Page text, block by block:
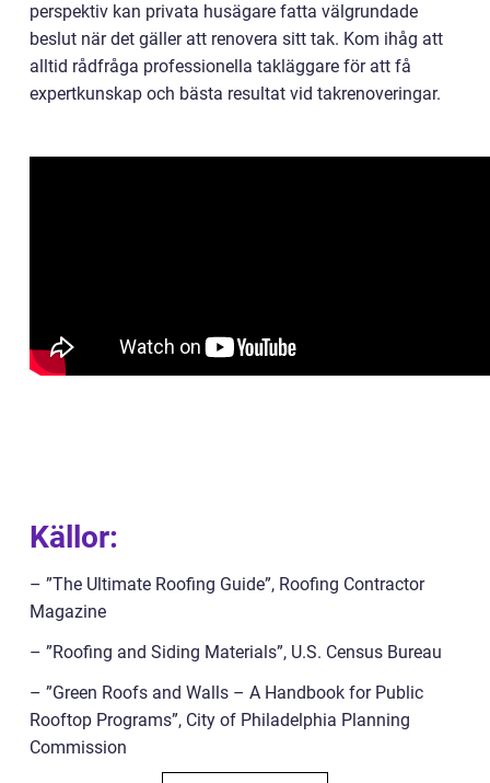
perspektiv kan privata husägare fatta välgrundade
beslut när det gäller att renovera sitt tak. Kom ihåg att
alltid rådfråga professionella takläggare för att få
expertkunskap och bästa resultat vid takrenoveringar.
Källor:
– ”The Ultimate Roofing Guide”, Roofing Contractor
Magazine
– ”Roofing and Siding Materials”, U.S. Census Bureau
– ”Green Roofs and Walls – A Handbook for Public
Rooftop Programs”, City of Philadelphia Planning
Commission